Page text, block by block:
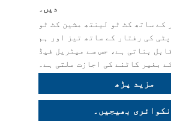
دیں۔
کے ساتھ کٹ ٹو لینتھ مشین کٹ ٹو
کی رفتار کے ساتھ تیز اور ہم
بناتی ہے، جس سے میٹریل فیڈ
بغیر کاٹنے کی اجازت ملتی ہے۔
مزید پڑھ
بھیجیں۔